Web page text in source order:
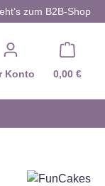
zum B2B-Shop
0 Produkte auf
Konto 0,00 €